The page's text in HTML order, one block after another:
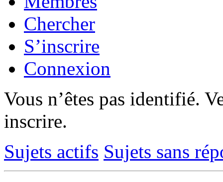
Chercher
S’inscrire
Connexion
Vous n’êtes pas identifié.
inscrire.
Sujets actifs Sujets sans